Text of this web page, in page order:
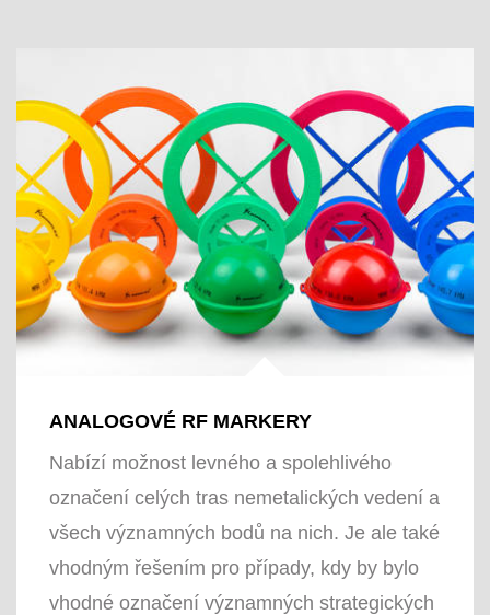
ANALOGOVÉ RF MARKERY
Nabízí možnost levného a spolehlivého
označení celých tras nemetalických vedení a
všech významných bodů na nich. Je ale také
vhodným řešením pro případy, kdy by bylo
vhodné označení významných strategických